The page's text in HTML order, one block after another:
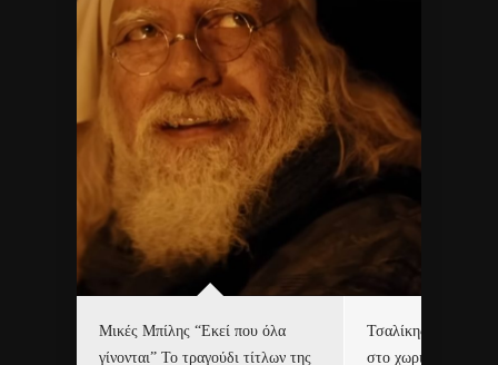
Μικές Μπίλης “Εκεί που όλα
γίνονται” Το τραγούδι τίτλων της
Τσαλίκης,
στο χωριό του Άι